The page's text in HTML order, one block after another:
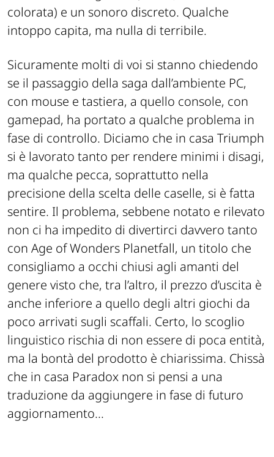
colorata) e un sonoro discreto. Qualche
intoppo capita, ma nulla di terribile.
Sicuramente molti di voi si stanno chiedendo
se il passaggio della saga dall’ambiente PC,
con mouse e tastiera, a quello console, con
gamepad, ha portato a qualche problema in
fase di controllo. Diciamo che in casa Triumph
si è lavorato tanto per rendere minimi i disagi,
ma qualche pecca, soprattutto nella
precisione della scelta delle caselle, si è fatta
sentire. Il problema, sebbene notato e rilevato
non ci ha impedito di divertirci davvero tanto
con Age of Wonders Planetfall, un titolo che
consigliamo a occhi chiusi agli amanti del
genere visto che, tra l’altro, il prezzo d’uscita è
anche inferiore a quello degli altri giochi da
poco arrivati sugli scaffali. Certo, lo scoglio
linguistico rischia di non essere di poca entità,
ma la bontà del prodotto è chiarissima. Chissà
che in casa Paradox non si pensi a una
traduzione da aggiungere in fase di futuro
aggiornamento...